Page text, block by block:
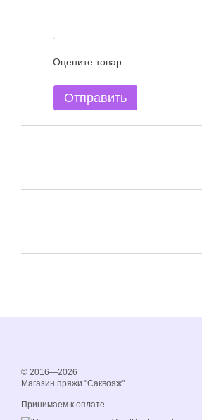
Оцените товар
Отправить
© 2016—2026
Магазин пряжи "Саквояж"
Принимаем к оплате